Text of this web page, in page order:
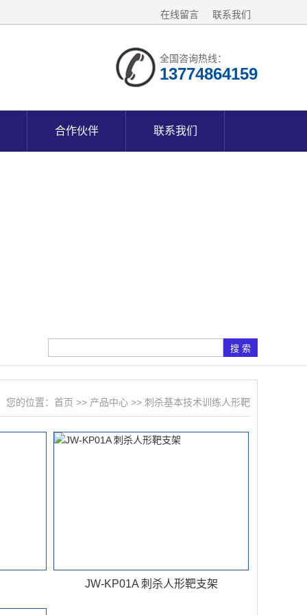
在线留言 联系我们
全国咨询热线：
13774864159
合作伙伴 联系我们
您的位置： 首页 >> 产品中心 >> 刺杀基本技术训练人形靶
JW-KP01A 刺杀人形靶支架